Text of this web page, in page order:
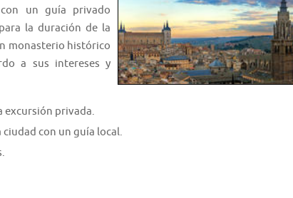
un guía privado
la duración de la
monasterio histórico
a sus intereses y
excursión privada.
con un guía local.